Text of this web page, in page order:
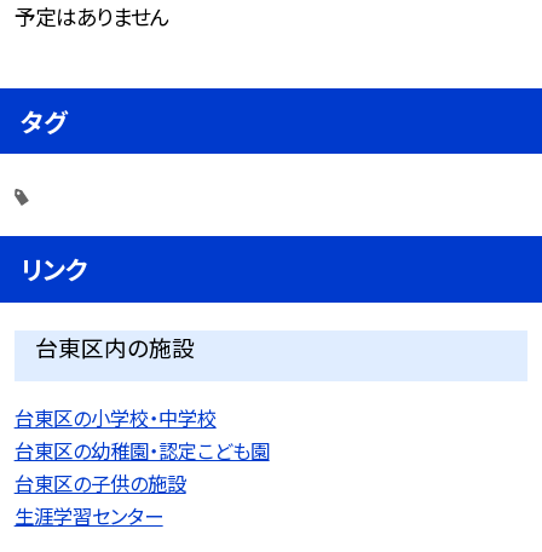
予定はありません
タグ
リンク
台東区内の施設
台東区の小学校・中学校
台東区の幼稚園・認定こども園
台東区の子供の施設
生涯学習センター